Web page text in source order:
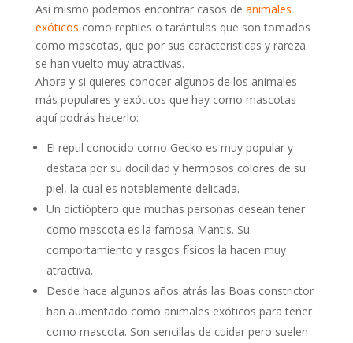
Así mismo podemos encontrar casos de animales
exóticos como reptiles o tarántulas que son tomados
como mascotas, que por sus características y rareza
se han vuelto muy atractivas.
Ahora y si quieres conocer algunos de los animales
más populares y exóticos que hay como mascotas
aquí podrás hacerlo:
El reptil conocido como Gecko es muy popular y
destaca por su docilidad y hermosos colores de su
piel, la cual es notablemente delicada.
Un dictióptero que muchas personas desean tener
como mascota es la famosa Mantis. Su
comportamiento y rasgos físicos la hacen muy
atractiva.
Desde hace algunos años atrás las Boas constrictor
han aumentado como animales exóticos para tener
como mascota. Son sencillas de cuidar pero suelen